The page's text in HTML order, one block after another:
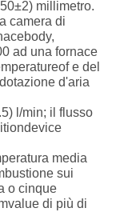
millimetro.
camera di
ad una fornace
e del
d'aria
l/min; il flusso
media
sui
o cinque
di più di